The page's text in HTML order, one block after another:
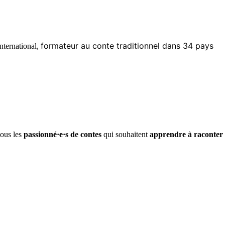
formateur au conte traditionnel dans 34 pays
les passionné·e·s de contes qui souhaitent apprendre à raconter